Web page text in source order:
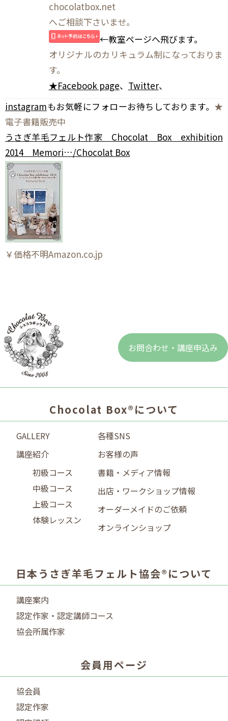
chocolatbox.net
へご相談下さいませ。
←教室ページへ飛びます。
オリジナルのカリキュラム制になっておりま
す。
★Facebook page、 Twitter、
instagramもお気軽にフォローお待ちしております。 ★
電子書籍販売中
うさぎ羊毛フェルト作家 Chocolat Box exhibition
2014 Memori…/Chocolat Box
￥価格不明Amazon.co.jp
お問合わせ・講座申込み
Chocolat Box®について
GALLERY
講座紹介
初級コース
中級コース
上級コース
体験レッスン
各種SNS
お客様の声
書籍・メディア情報
出店・ワークショップ情報
オーダーメイドのご依頼
オンラインショップ
日本うさぎ羊毛フェルト協会®について
講座案内
認定作家・認定講師コース
協会所属作家
会員用ページ
協会員
認定作家